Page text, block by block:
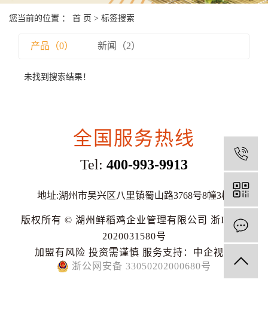
您当前的位置 ： 首 页 > 标签搜索
产品（0） 新闻（2）
未找到搜索结果！
全国服务热线
Tel: 400-993-9913
地址:湖州市吴兴区八里镇蜀山路3768号8幢3楼
版权所有 © 湖州鲜稻鸡企业管理有限公司 浙ICP备
2020031580号
加盟有风险 投资需谨慎 服务支持： 中企视窗
浙公网安备 33050202000680号